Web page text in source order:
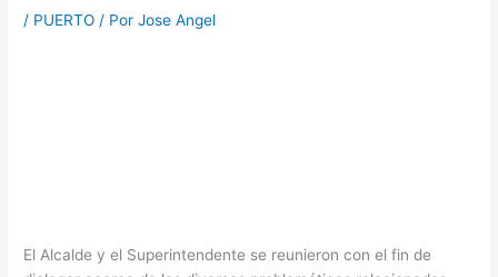
/ PUERTO / PorJose Angel
El Alcalde y el Superintendente se reunieron con el fin de